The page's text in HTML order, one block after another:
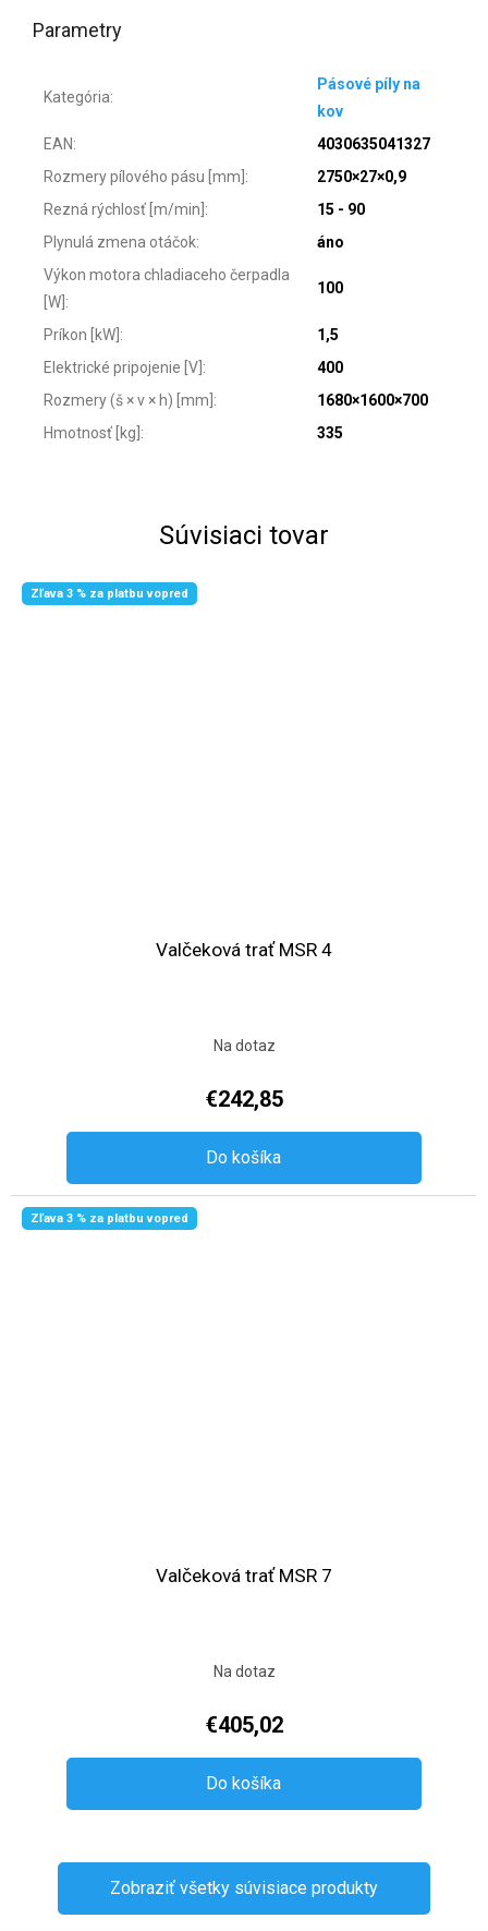
Parametry
Kategória:
Pásové píly na
kov
EAN:
4030635041327
Rozmery pílového pásu [mm] :
2750×27×0,9
Rezná rýchlosť [m/min] :
15 - 90
Plynulá zmena otáčok:
áno
Výkon motora chladiaceho čerpadla
[W] :
100
Príkon [kW] :
1,5
Elektrické pripojenie [V] :
400
Rozmery (š × v × h) [mm] :
1680×1600×700
Hmotnosť [kg] : 335
Súvisiaci tovar
Zľava 3 % za platbu vopred
Valčeková trať MSR 4
Na dotaz
€242,85
Do košíka
Zľava 3 % za platbu vopred
Valčeková trať MSR 7
Na dotaz
€405,02
Do košíka
Zobraziť všetky súvisiace produkty